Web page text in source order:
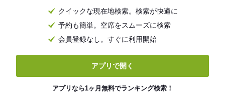
クイックな現在地検索。検索が快適に
予約も簡単。空席をスムーズに検索
会員登録なし。すぐに利用開始
アプリで開く
アプリなら1ヶ月無料でランキング検索！